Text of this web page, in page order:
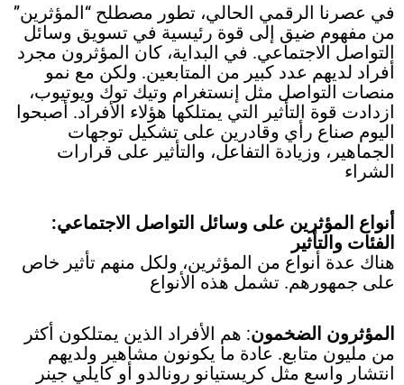
في عصرنا الرقمي الحالي، تطور مصطلح “المؤثرين”
من مفهوم ضيق إلى قوة رئيسية في تسويق وسائل
التواصل الاجتماعي. في البداية، كان المؤثرون مجرد
أفراد لديهم عدد كبير من المتابعين. ولكن مع نمو
منصات التواصل مثل إنستغرام وتيك توك ويوتيوب،
ازدادت قوة التأثير التي يمتلكها هؤلاء الأفراد. أصبحوا
اليوم صناع رأي وقادرين على تشكيل توجهات
الجماهير، وزيادة التفاعل، والتأثير على قرارات
الشراء
أنواع المؤثرين على وسائل التواصل الاجتماعي:
الفئات والتأثير
هناك عدة أنواع من المؤثرين، ولكل منهم تأثير خاص
على جمهورهم. تشمل هذه الأنواع
المؤثرون الضخمون: هم الأفراد الذين يمتلكون أكثر
من مليون متابع. عادة ما يكونون مشاهير ولديهم
انتشار واسع مثل كريستيانو رونالدو أو كايلي جينر